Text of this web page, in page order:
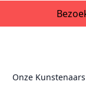
Onze Kunstenaars